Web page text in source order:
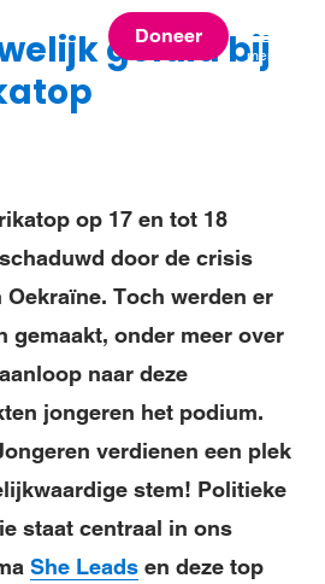
Doneer
menu
geluid bij
op 17 en tot 18
door de crisis
Toch werden er
gemaakt, onder meer over
naar deze
jongeren het podium.
verdienen een plek
stem! Politieke
staat centraal in ons
She Leads en deze top